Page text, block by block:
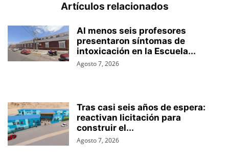
Artículos relacionados
Al menos seis profesores
presentaron síntomas de
intoxicación en la Escuela...
Agosto 7, 2026
Tras casi seis años de espera:
reactivan licitación para
construir el...
Agosto 7, 2026